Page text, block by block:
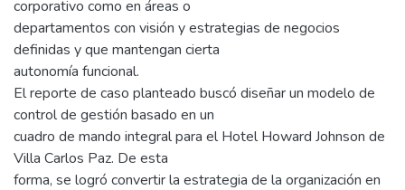
corporativo como en áreas o
departamentos con visión y estrategias de negocios
definidas y que mantengan cierta
autonomía funcional.
El reporte de caso planteado buscó diseñar un modelo de
control de gestión basado en un
cuadro de mando integral para el Hotel Howard Johnson de
Villa Carlos Paz. De esta
forma, se logró convertir la estrategia de la organización en